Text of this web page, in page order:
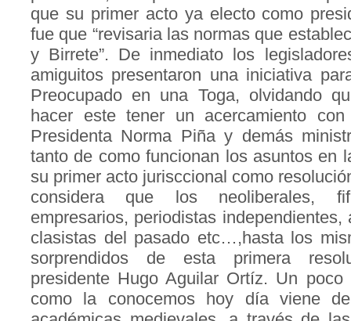
que su primer acto ya electo como
fue que “revisaria las normas que
y Birrete”. De inmediato los
amiguitos presentaron una iniciativa
Preocupado en una Toga, olvidando
hacer este tener un acercamiento
Presidenta Norma Piña y demás
tanto de como funcionan los asuntos en
su primer acto jurisccional como
considera que los neoliberales,
empresarios, periodistas independientes,
clasistas del pasado etc…,hasta los
sorprendidos de esta primera
presidente Hugo Aguilar Ortíz. Un
como la conocemos hoy día viene